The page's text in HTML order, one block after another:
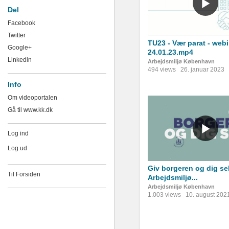
Del
Facebook
Twitter
Google+
Linkedin
Info
Om videoportalen
Gå til www.kk.dk
Log ind
Log ud
Til Forsiden
TU23 - Vær parat -
24.01.23.mp4
Arbejdsmiljø København
494 views 26. januar 2023
Giv borgeren og dig
Arbejdsmiljø...
Arbejdsmiljø København
1.003 views 10. august